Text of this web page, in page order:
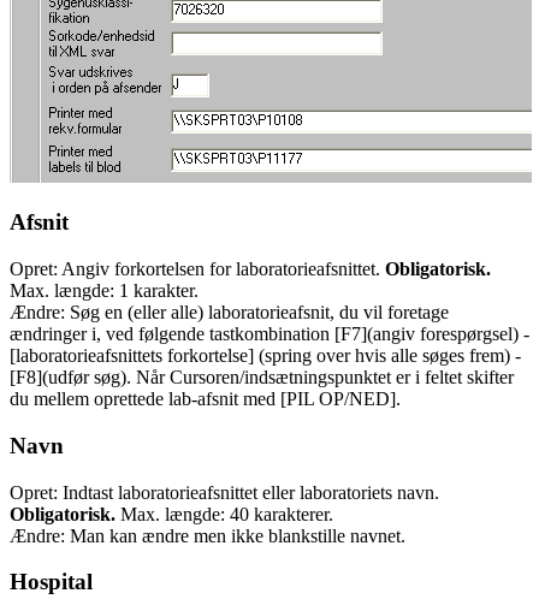
Afsnit
Opret: Angiv forkortelsen for laboratorieafsnittet. Obligatorisk.
Max. længde: 1 karakter.
Ændre: Søg en (eller alle) laboratorieafsnit, du vil foretage
ændringer i, ved følgende tastkombination [F7](angiv forespørgsel) -
[laboratorieafsnittets forkortelse] (spring over hvis alle søges frem) -
[F8](udfør søg). Når Cursoren/indsætningspunktet er i feltet skifter
du mellem oprettede lab-afsnit med [PIL OP/NED].
Navn
Opret: Indtast laboratorieafsnittet eller laboratoriets navn.
Obligatorisk. Max. længde: 40 karakterer.
Ændre: Man kan ændre men ikke blankstille navnet.
Hospital